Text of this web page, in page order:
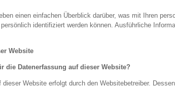
einen einfachen Überblick darüber, was mit Ihren
identifiziert werden können. Ausführliche
Website
die Datenerfassung auf dieser Website?
dieser Website erfolgt durch den Websitebetreiber.